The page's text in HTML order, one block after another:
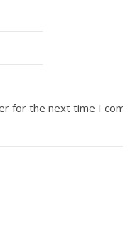
for the next time I